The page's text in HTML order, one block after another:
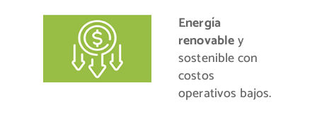
Energía
renovabley
sostenible con
costos
operativos bajos.